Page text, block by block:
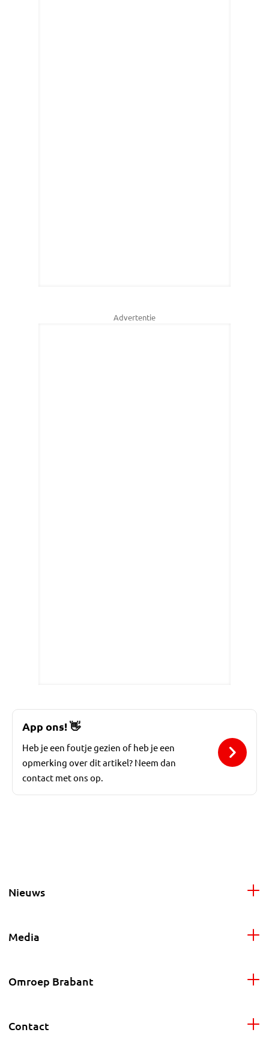
Advertentie
App ons!👋
Heb je een foutje gezien of heb je een
opmerking over dit artikel? Neem dan
contact met ons op.
Nieuws
Media
Omroep Brabant
Contact